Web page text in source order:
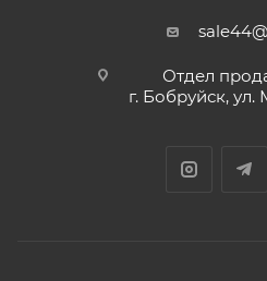
Отдел
г. Бобруйск,